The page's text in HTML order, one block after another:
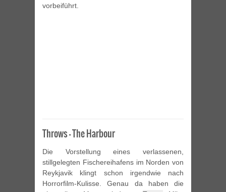
vorbeiführt.
Throws – The Harbour
Die Vorstellung eines verlassenen,
stillgelegten Fischereihafens im Norden von
Reykjavik klingt schon irgendwie nach
Horrorfilm-Kulisse. Genau da haben die